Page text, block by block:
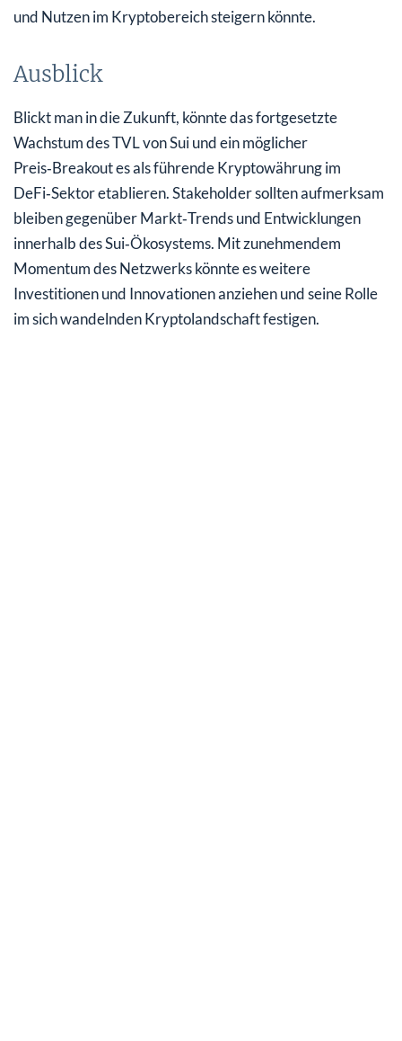
und Nutzen im Kryptobereich steigern könnte.
Ausblick
Blickt man in die Zukunft, könnte das fortgesetzte
Wachstum des TVL von Sui und ein möglicher
Preis‑Breakout es als führende Kryptowährung im
DeFi‑Sektor etablieren. Stakeholder sollten aufmerksam
bleiben gegenüber Markt‑Trends und Entwicklungen
innerhalb des Sui‑Ökosystems. Mit zunehmendem
Momentum des Netzwerks könnte es weitere
Investitionen und Innovationen anziehen und seine Rolle
im sich wandelnden Kryptolandschaft festigen.